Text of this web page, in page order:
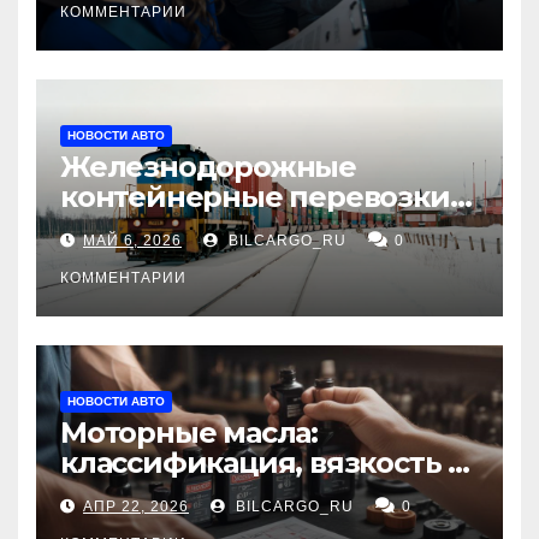
КОММЕНТАРИИ
НОВОСТИ АВТО
Железнодорожные
контейнерные перевозки
из Китая в Россию:
маршруты, сроки и
требования
МАЙ 6, 2026 BILCARGO_RU 0
КОММЕНТАРИИ
НОВОСТИ АВТО
Моторные масла:
классификация, вязкость и
рекомендации по выбору
для различных типов
АПР 22, 2026 BILCARGO_RU 0